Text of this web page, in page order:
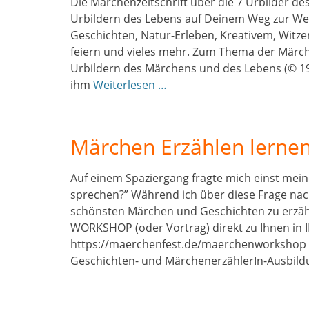
Urbildern des Lebens auf Deinem Weg zur
Geschichten, Natur-Erleben, Kreativem,
feiern und vieles mehr. Zum Thema der
Urbildern des Märchens und des Lebens (©
ihm Weiterlesen …
Märchen Erzählen
Auf einem Spaziergang fragte mich einst
sprechen?” Während ich über diese Frage
schönsten Märchen und Geschichten zu
WORKSHOP (oder Vortrag) direkt zu Ihnen in
https://maerchenfest.de/maerchenworkshop
Geschichten- und MärchenerzählerIn-